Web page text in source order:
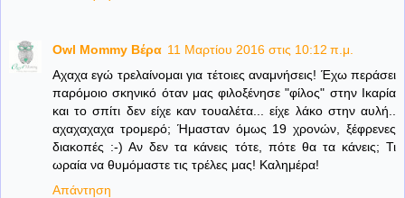
Owl Mommy Βέρα 11 Μαρτίου 2016 στις 10:12 π.μ.
Αχαχα εγώ τρελαίνομαι για τέτοιες αναμνήσεις! Έχω περάσει
παρόμοιο σκηνικό όταν μας φιλοξένησε "φίλος" στην Ικαρία
και το σπίτι δεν είχε καν τουαλέτα... είχε λάκο στην αυλή..
αχαχαχαχα τρομερό; Ήμασταν όμως 19 χρονών, ξέφρενες
διακοπές :-) Αν δεν τα κάνεις τότε, πότε θα τα κάνεις; Τι
ωραία να θυμόμαστε τις τρέλες μας! Καλημέρα!
Απάντηση